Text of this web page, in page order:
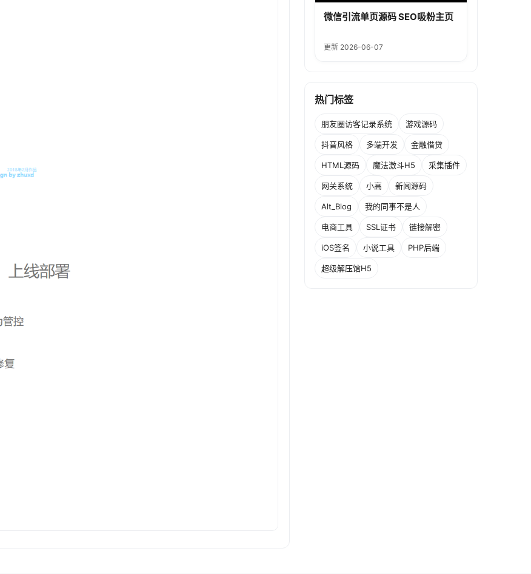
微信引流单页源码 SEO吸粉主页
更新 2026-06-07
热门标签
朋友圈访客记录系统 游戏源码
抖音风格 多端开发 金融借贷
HTML源码 魔法激斗H5 采集插件
网关系统 小高 新闻源码
Alt_Blog 我的同事不是人
电商工具 SSL证书 链接解密
iOS签名 小说工具 PHP后端
超级解压馆H5